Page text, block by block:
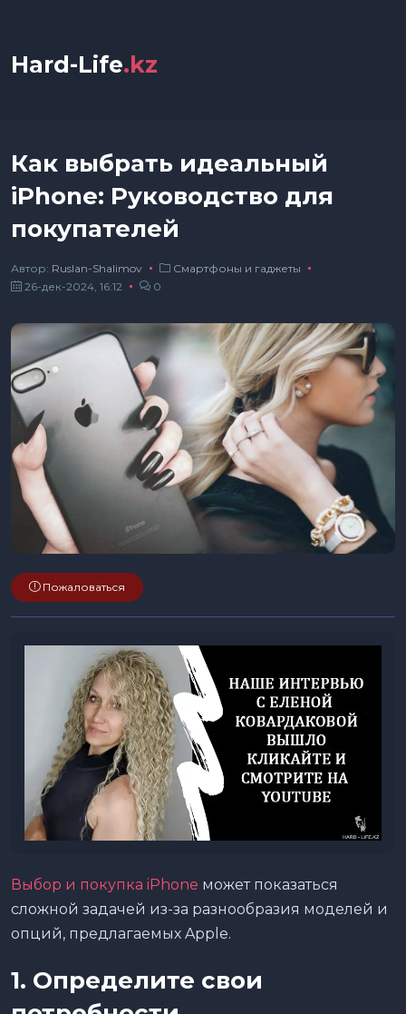
Hard-Life.kz
Как выбрать идеальный
iPhone: Руководство для
покупателей
Автор: Ruslan-Shalimov
Смартфоны и гаджеты
26-дек-2024, 16:12
0
Пожаловаться
Выбор и покупка iPhone может показаться
сложной задачей из-за разнообразия моделей и
опций, предлагаемых Apple.
1. Определите свои